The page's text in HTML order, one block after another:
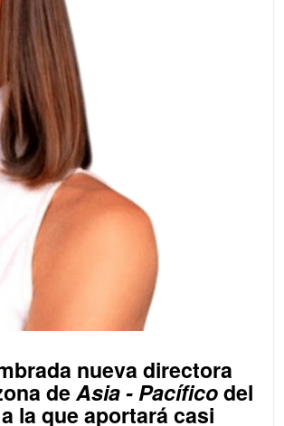
nueva directora
deAsia - Pacíficodel
la que aportará casi